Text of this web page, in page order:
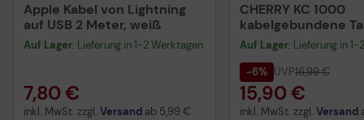
Apple Kabel von Lightning
auf USB 2 Meter, weiß
Auf Lager: Lieferung in 1-2 Werktagen
7,80 €
inkl. MwSt. zzgl. Versand ab 5,99 €
CHERRY KC 1000
kabelgebundene
QWERTZ DE -
Auf Lager: Lieferung in
-6% UVP16,99 €
15,90 €
inkl. MwSt. zzgl. Versand